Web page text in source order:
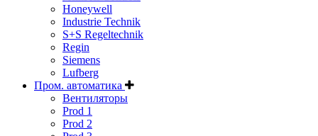
Honeywell
Industrie Technik
S+S Regeltechnik
Regin
Siemens
Lufberg
Пром. автоматика
Вентиляторы
Prod 1
Prod 2